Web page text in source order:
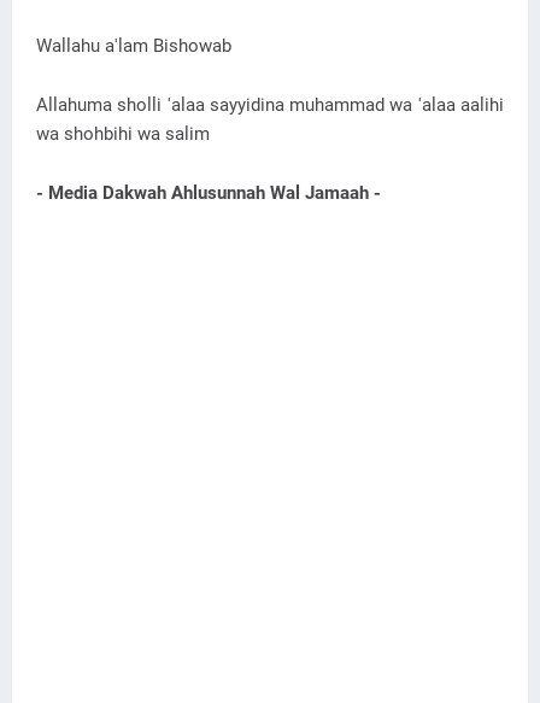
Wallahu a'lam Bishowab
Allahuma sholli 'alaa sayyidina muhammad wa 'alaa aalihi
wa shohbihi wa salim
- Media Dakwah Ahlusunnah Wal Jamaah -